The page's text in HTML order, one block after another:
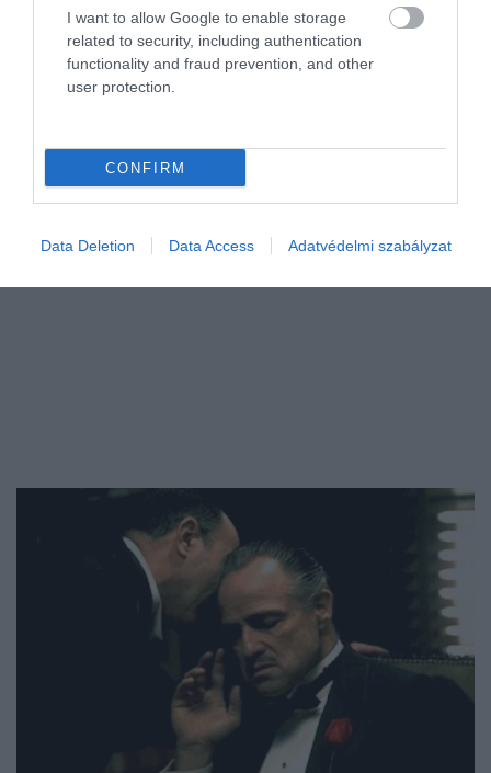
I want to allow Google to enable storage
related to security, including authentication
functionality and fraud prevention, and other
user protection.
CONFIRM
Data Deletion Data Access Adatvédelmi szabályzat
felvétele közben csak egy hajszálon múlt
egy-egy színész élete.